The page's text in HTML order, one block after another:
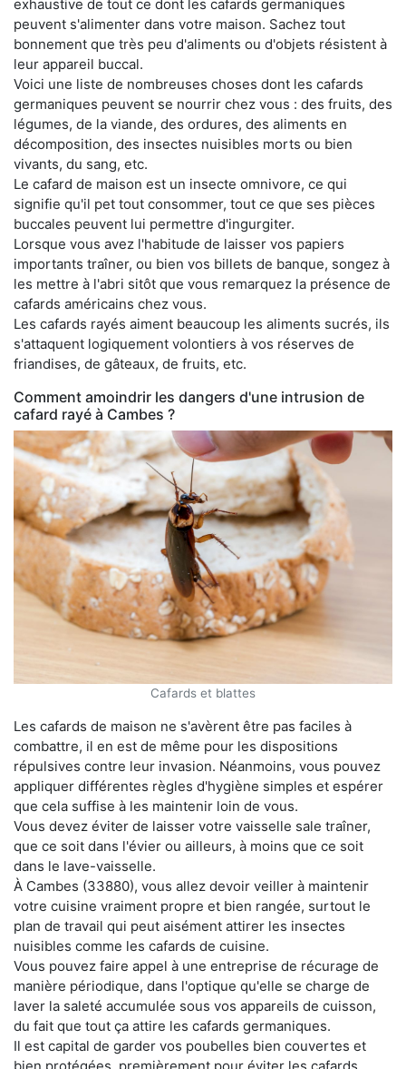
exhaustive de tout ce dont les cafards germaniques
peuvent s'alimenter dans votre maison. Sachez tout
bonnement que très peu d'aliments ou d'objets résistent à
leur appareil buccal.
Voici une liste de nombreuses choses dont les cafards
germaniques peuvent se nourrir chez vous : des fruits, des
légumes, de la viande, des ordures, des aliments en
décomposition, des insectes nuisibles morts ou bien
vivants, du sang, etc.
Le cafard de maison est un insecte omnivore, ce qui
signifie qu'il pet tout consommer, tout ce que ses pièces
buccales peuvent lui permettre d'ingurgiter.
Lorsque vous avez l'habitude de laisser vos papiers
importants traîner, ou bien vos billets de banque, songez à
les mettre à l'abri sitôt que vous remarquez la présence de
cafards américains chez vous.
Les cafards rayés aiment beaucoup les aliments sucrés, ils
s'attaquent logiquement volontiers à vos réserves de
friandises, de gâteaux, de fruits, etc.
Comment amoindrir les dangers d'une intrusion de
cafard rayé à Cambes ?
Cafards et blattes
Les cafards de maison ne s'avèrent être pas faciles à
combattre, il en est de même pour les dispositions
répulsives contre leur invasion. Néanmoins, vous pouvez
appliquer différentes règles d'hygiène simples et espérer
que cela suffise à les maintenir loin de vous.
Vous devez éviter de laisser votre vaisselle sale traîner,
que ce soit dans l'évier ou ailleurs, à moins que ce soit
dans le lave-vaisselle.
À Cambes (33880), vous allez devoir veiller à maintenir
votre cuisine vraiment propre et bien rangée, surtout le
plan de travail qui peut aisément attirer les insectes
nuisibles comme les cafards de cuisine.
Vous pouvez faire appel à une entreprise de récurage de
manière périodique, dans l'optique qu'elle se charge de
laver la saleté accumulée sous vos appareils de cuisson,
du fait que tout ça attire les cafards germaniques.
Il est capital de garder vos poubelles bien couvertes et